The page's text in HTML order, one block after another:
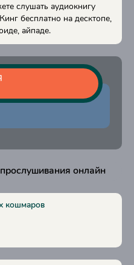
слушать аудиокнигу
бесплатно на десктопе,
айпаде.
онлайн
кошмаров